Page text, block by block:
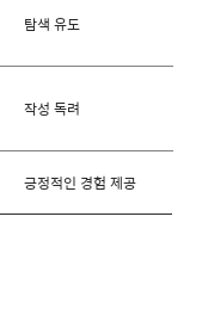
탐색 유도
작성 독려
긍정적인 경험 제공